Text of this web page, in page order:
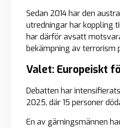
Sedan 2014 har den
utredningar har koppling
har därför avsatt
bekämpning av terrorism
Valet: Europeiskt
Debatten har
2025, där 15 personer
En av gärningsmännen